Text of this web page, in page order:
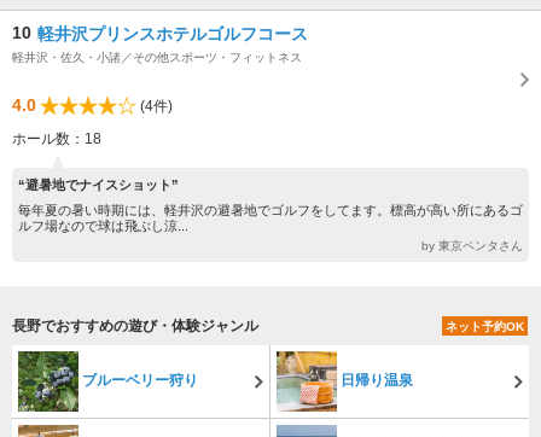
10 軽井沢プリンスホテルゴルフコース
軽井沢・佐久・小諸／その他スポーツ・フィットネス
4.0
(4件)
ホール数：18
“避暑地でナイスショット”
毎年夏の暑い時期には、軽井沢の避暑地でゴルフをしてます。標高が高い所にあるゴ
ルフ場なので球は飛ぶし涼...
by 東京ペンタさん
長野でおすすめの遊び・体験ジャンル ネット予約OK
ブルーベリー狩り 日帰り温泉